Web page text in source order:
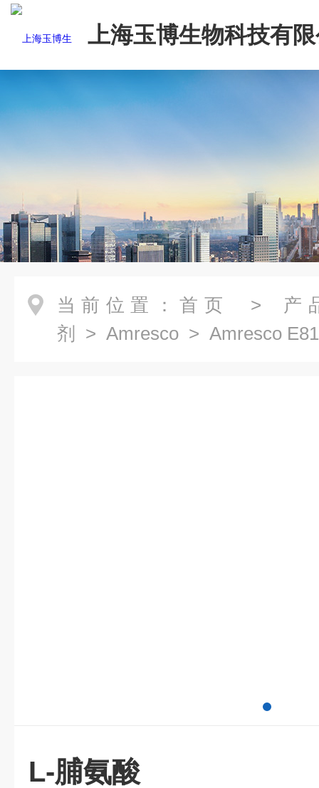
上海玉博生物科技有
当前位置： 首页 > 产
剂
> Amresco > Amresco
L-脯氨酸